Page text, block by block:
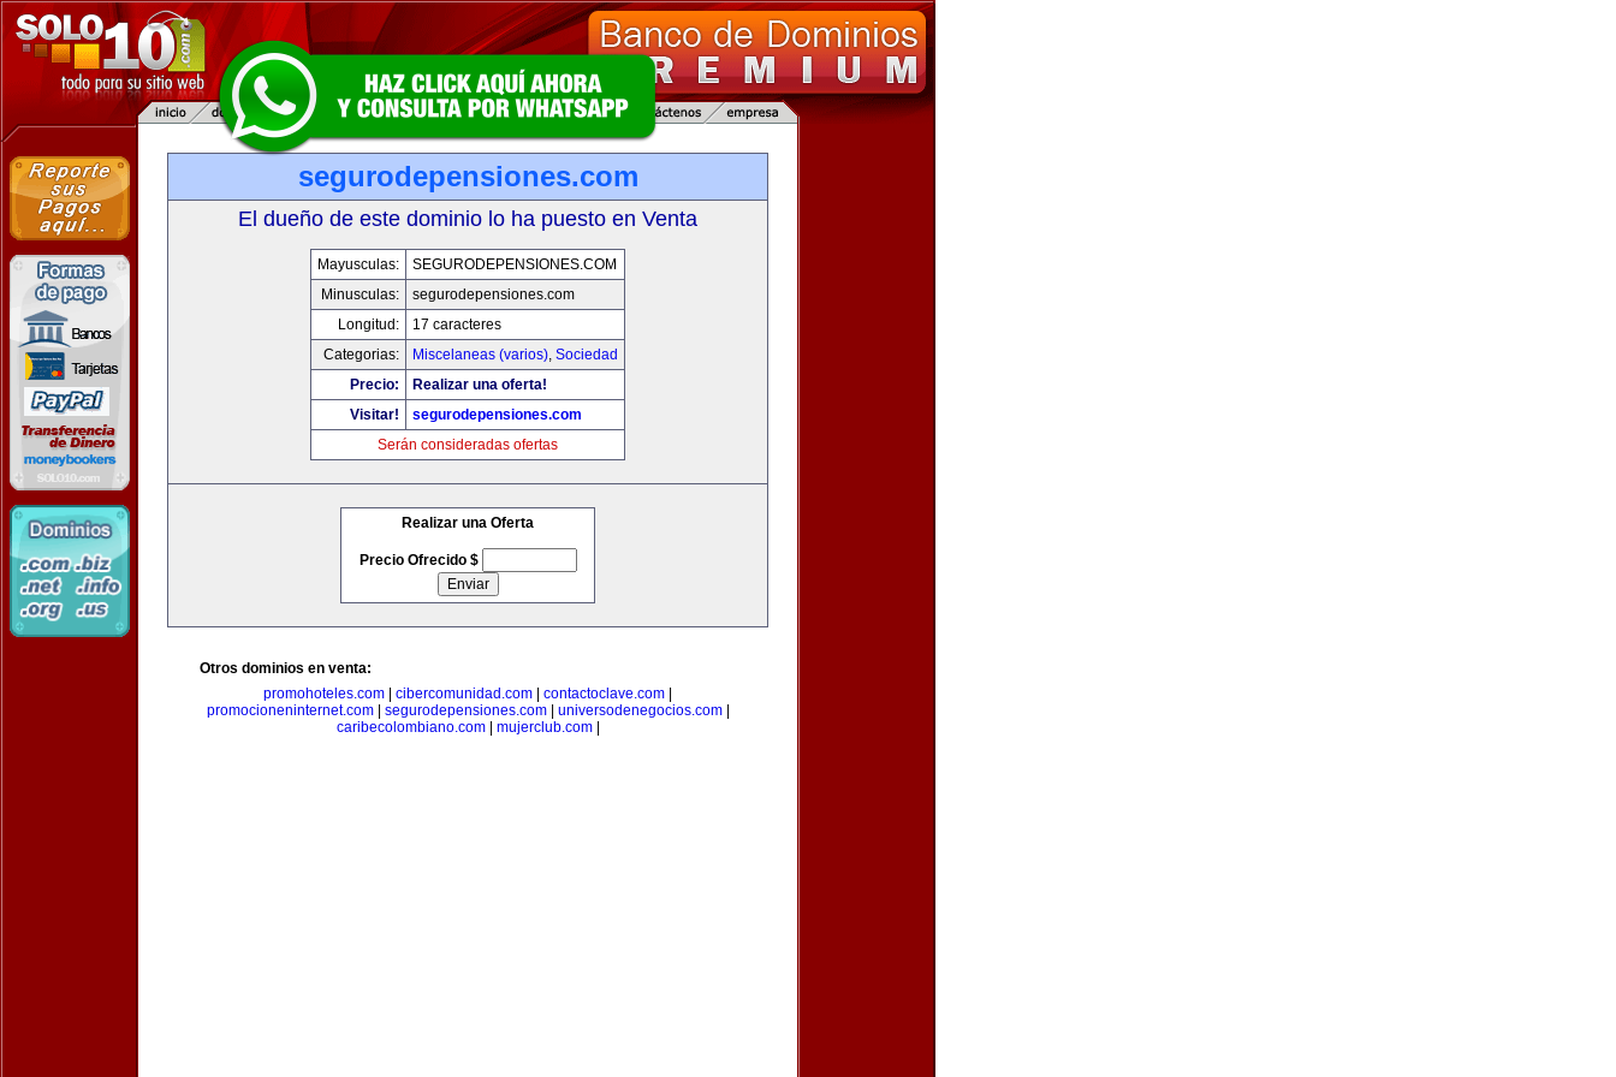
segurodepensiones.com
El dueño de este dominio lo ha puesto en Venta
Mayusculas:
SEGURODEPENSIONES.COM
Minusculas:
segurodepensiones.com
Longitud:
17 caracteres
Categorias:
Miscelaneas (varios), Sociedad
Precio:
Realizar una oferta!
Visitar!
segurodepensiones.com
Serán consideradas ofertas
Realizar una Oferta
Precio Ofrecido $
Otros dominios en venta:
promohoteles.com
cibercomunidad.com contactoclave.com
promocioneninternet.com| segurodepensiones.com| universodenegocios.com|
caribecolombiano.com| mujerclub.com|